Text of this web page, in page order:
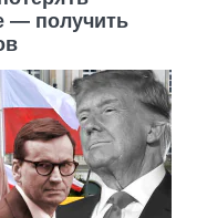
— получить